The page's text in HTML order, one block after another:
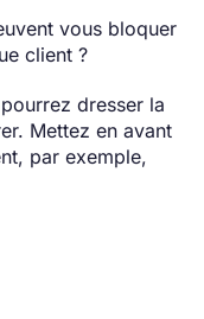
vous bloquer
client ?
dresser la
Mettez en avant
par exemple,